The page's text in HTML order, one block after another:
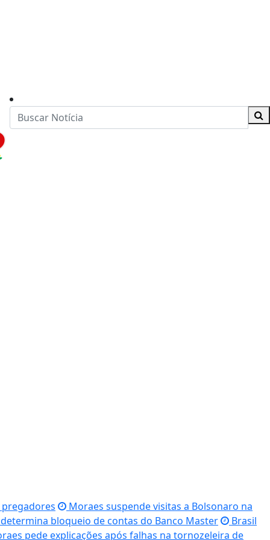
Moraes suspende visitas a Bolsonaro na
bloqueio de contas do Banco Master
Brasil
pede explicações após falhas na tornozeleira de